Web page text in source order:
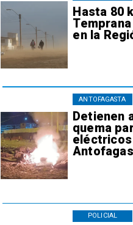
Hasta 80
en la
Detienen
quema
ANTOFAGASTA
POLICIAL